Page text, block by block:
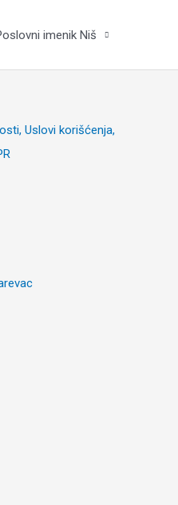
imenik Niš
Uslovi korišćenja,